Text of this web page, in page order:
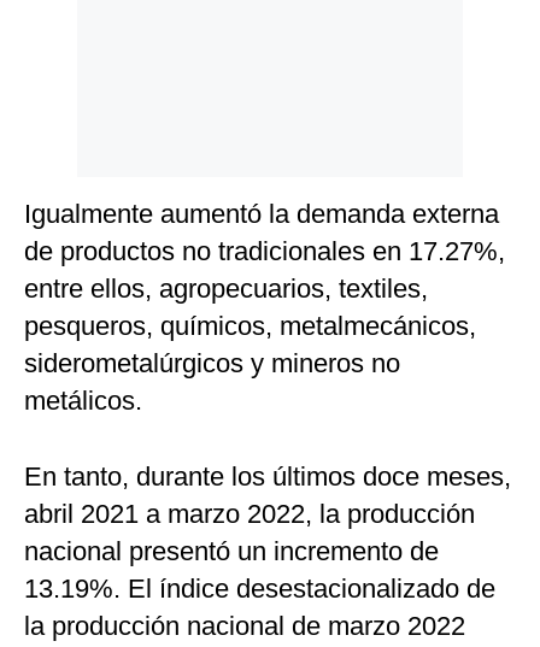
Igualmente aumentó la demanda externa
de productos no tradicionales en 17.27%,
entre ellos, agropecuarios, textiles,
pesqueros, químicos, metalmecánicos,
siderometalúrgicos y mineros no
metálicos.
En tanto, durante los últimos doce meses,
abril 2021 a marzo 2022, la producción
nacional presentó un incremento de
13.19%. El índice desestacionalizado de
la producción nacional de marzo 2022